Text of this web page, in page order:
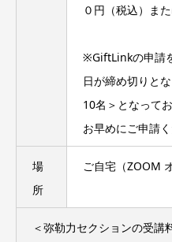
０円（税込）ま
※GiftLinkの申請
日が締め切りと
10名＞となって
お早めにご申請く
場
所
ご自宅（ZOOM
＜弥勒力セクションの受